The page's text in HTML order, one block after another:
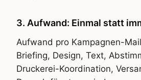
3. Aufwand: Einmal statt
Aufwand pro Kampagnen-
Briefing, Design, Text,
Druckerei-Koordination,